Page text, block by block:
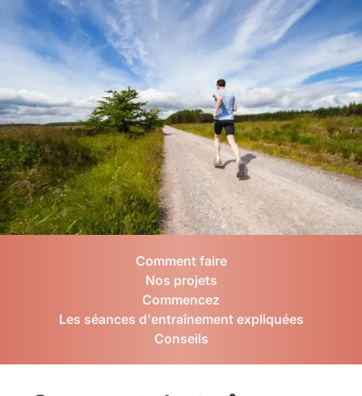
Comment faire
Nos projets
Commencez
Les séances d'entraînement expliquées
Conseils